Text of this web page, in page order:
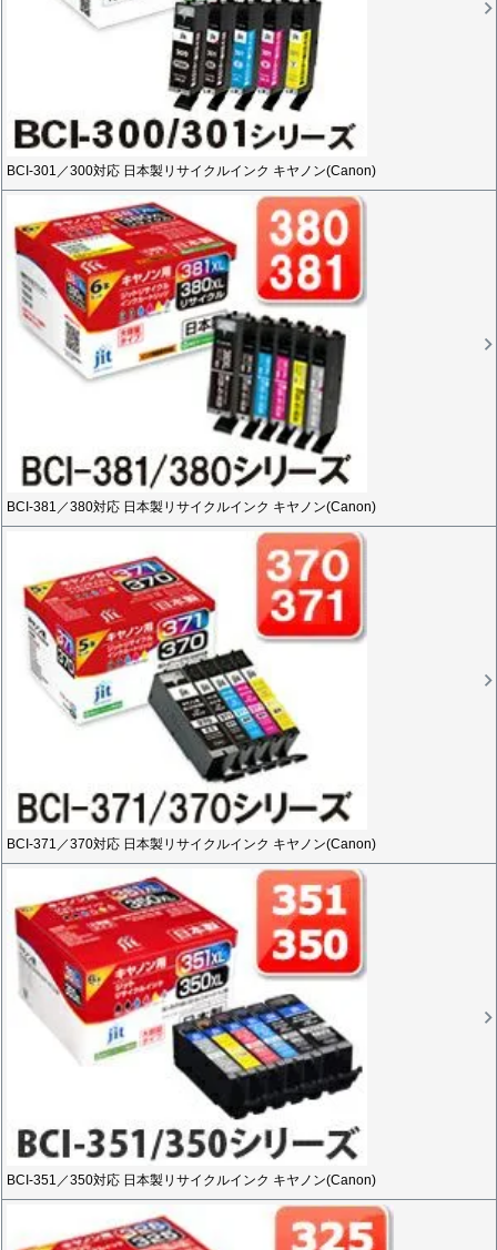
BCI-301／300対応 日本製リサイクルインク キヤノン(Canon)
BCI-381／380対応 日本製リサイクルインク キヤノン(Canon)
BCI-371／370対応 日本製リサイクルインク キヤノン(Canon)
BCI-351／350対応 日本製リサイクルインク キヤノン(Canon)